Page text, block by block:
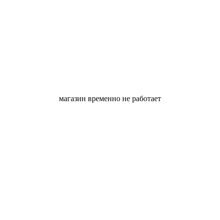
магазин временно не работает